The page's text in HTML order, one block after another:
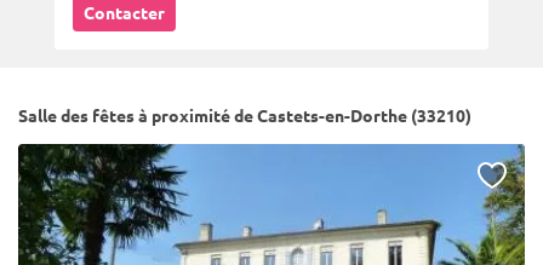
Contacter
Salle des fêtes à proximité de Castets-en-Dorthe (33210)